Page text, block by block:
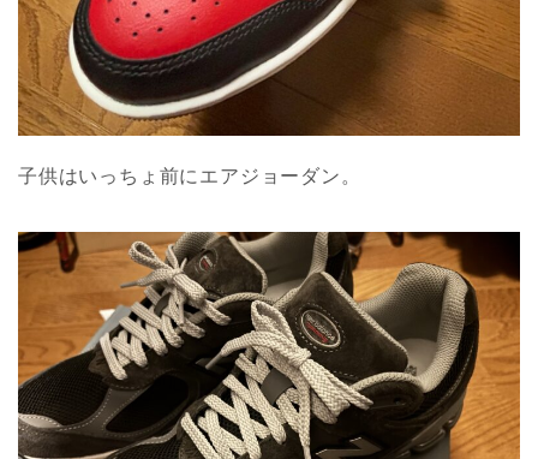
子供はいっちょ前にエアジョーダン。